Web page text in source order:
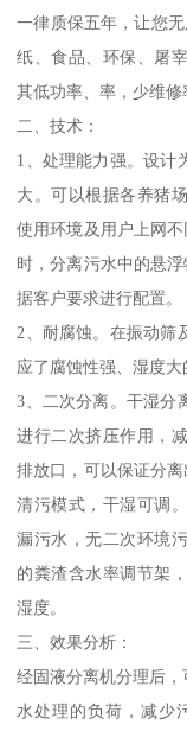
一律质保五年，让您
纸、食品、环保、屠
其低功率、率，少维修
二、技术：
1、处理能力强。设计
大。可以根据各养猪
使用环境及用户上网
时，分离污水中的悬
据客户要求进行配置。
2、耐腐蚀。在振动筛
应了腐蚀性强、湿度大
3、二次分离。干湿分
进行二次挤压作用，
排放口，可以保证分
清污模式，干湿可调
漏污水，无二次环境
的粪渣含水率调节架
湿度。
三、效果分析：
经固液分离机分理后
水处理的负荷，减少